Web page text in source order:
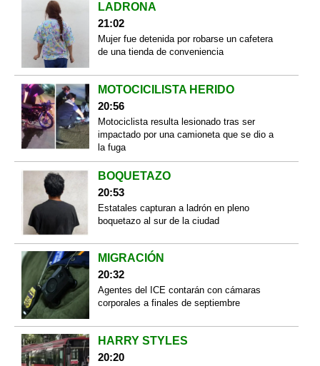
LADRONA
21:02
Mujer fue detenida por robarse un cafetera
de una tienda de conveniencia
MOTOCICILISTA HERIDO
20:56
Motociclista resulta lesionado tras ser
impactado por una camioneta que se dio a
la fuga
BOQUETAZO
20:53
Estatales capturan a ladrón en pleno
boquetazo al sur de la ciudad
MIGRACIÓN
20:32
Agentes del ICE contarán con cámaras
corporales a finales de septiembre
HARRY STYLES
20:20